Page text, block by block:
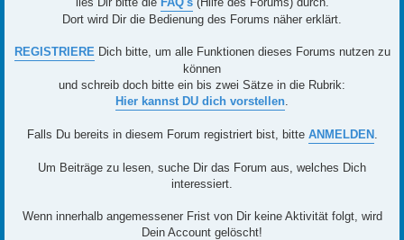
Dort wird Dir die Bedienung des Forums näher erklärt.
REGISTRIEREDich bitte, um alle Funktionen dieses Forums nutzen zu
können
und schreib doch bitte ein bis zwei Sätze in die Rubrik:
Hier kannst DU dich vorstellen.
Falls Du bereits in diesem Forum registriert bist, bitte ANMELDEN .
Um Beiträge zu lesen, suche Dir das Forum aus, welches Dich
interessiert.
Wenn innerhalb angemessener Frist von Dir keine Aktivität folgt, wird
Dein Account gelöscht!